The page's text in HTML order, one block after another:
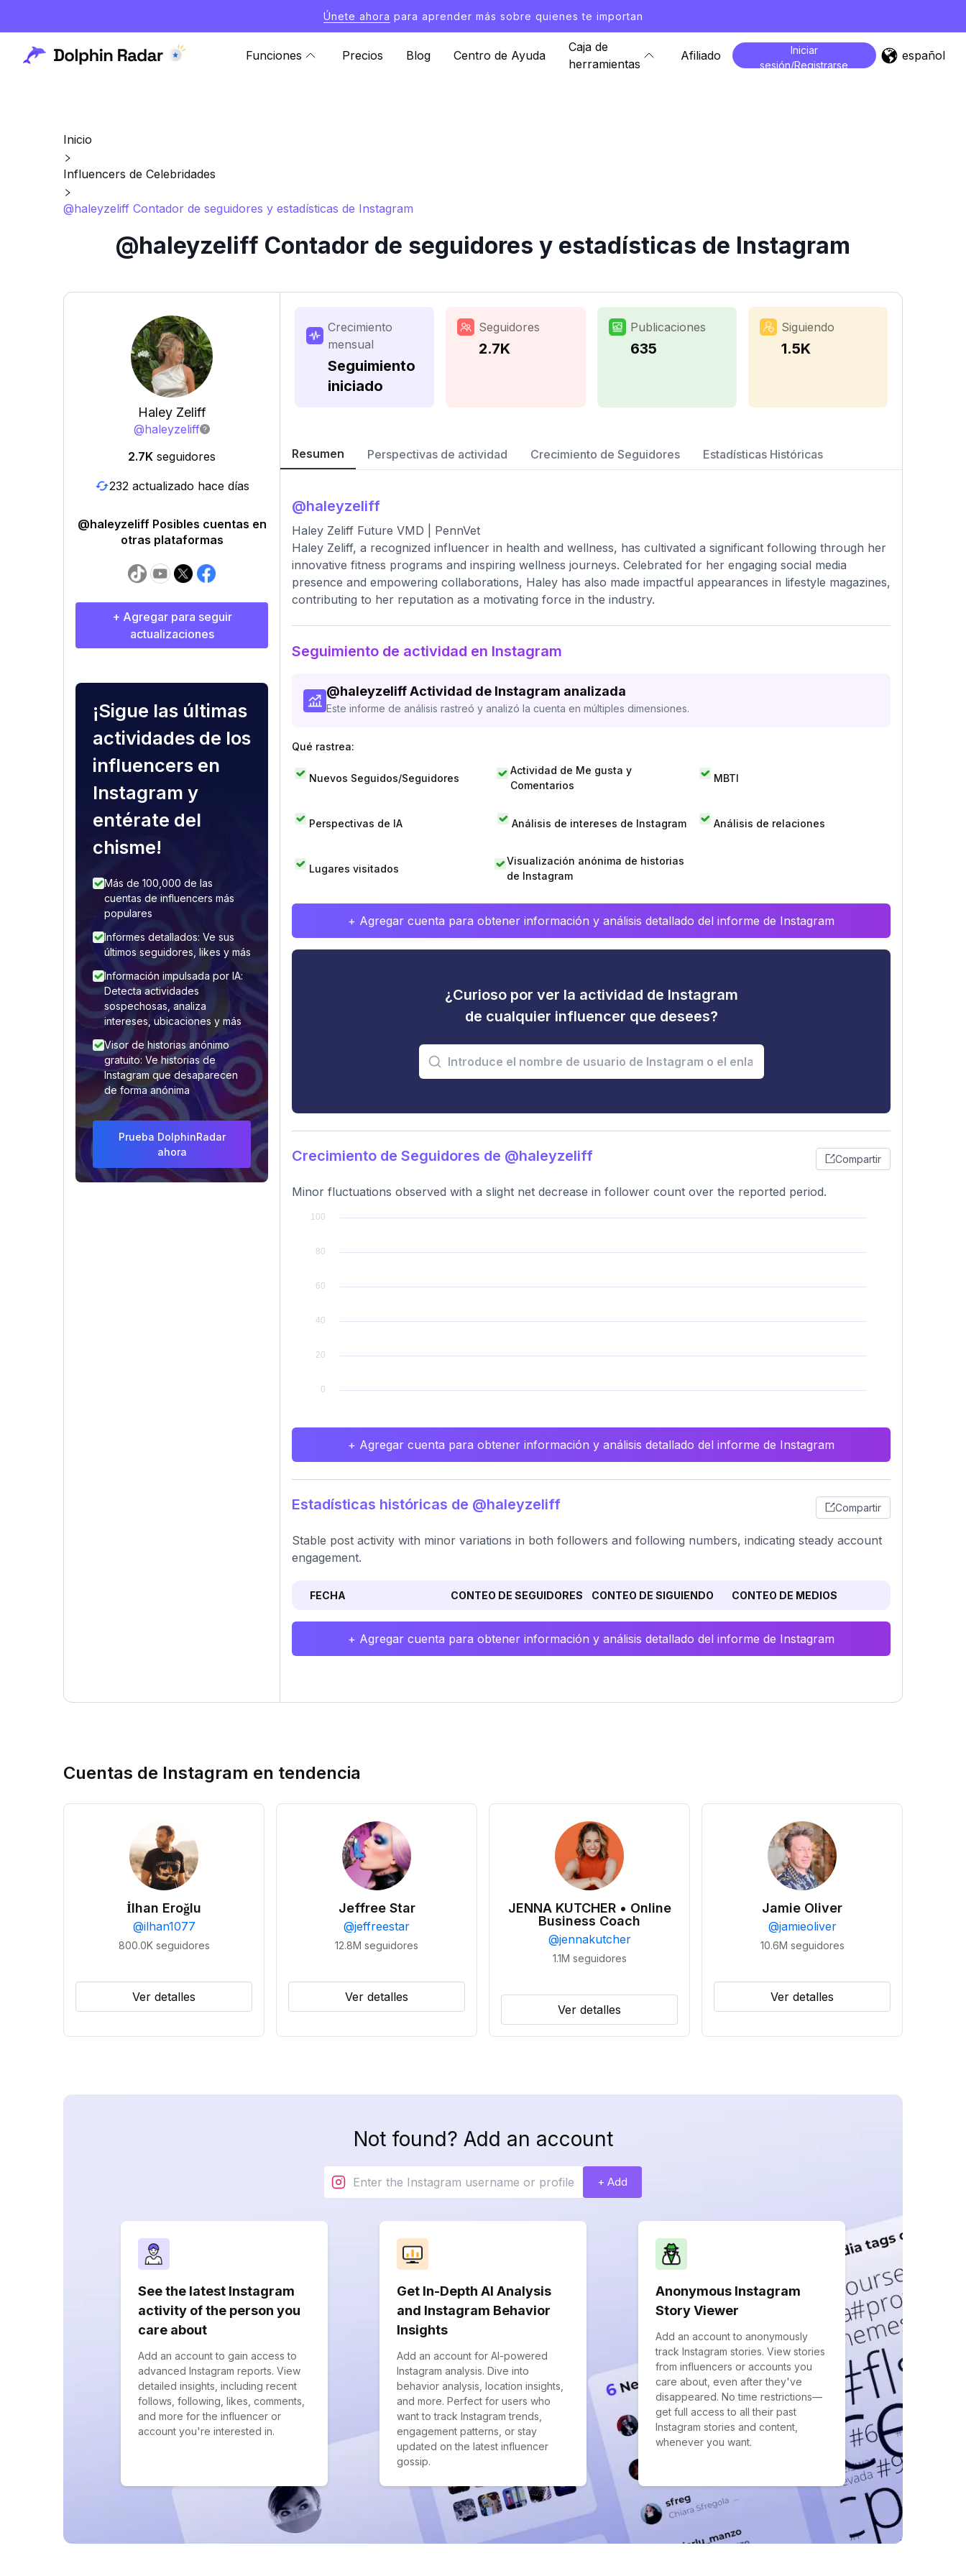
Únete ahora para aprender más sobre quienes te importan
Funciones Precios Blog Centro de Ayuda
Caja de
herramientas
Afiliado
Iniciar
sesión/Registrarse
español
Inicio
Influencers de Celebridades
@haleyzeliff Contador de seguidores y estadísticas de Instagram
@haleyzeliff Contador de seguidores y estadísticas de Instagram
Haley Zeliff
@haleyzeliff
2.7K seguidores
232 actualizado hace días
@haleyzeliff Posibles cuentas en
otras plataformas
+ Agregar para seguir
actualizaciones
¡Sigue las últimas
actividades de los
influencers en
Instagram y
entérate del
chisme!
Más de 100,000 de las
cuentas de influencers más
populares
Informes detallados: Ve sus
últimos seguidores, likes y más
Información impulsada por IA:
Detecta actividades
sospechosas, analiza
intereses, ubicaciones y más
Visor de historias anónimo
gratuito: Ve historias de
Instagram que desaparecen
de forma anónima
Prueba DolphinRadar
ahora
Crecimiento
mensual
Seguimiento
iniciado
Seguidores
2.7K
Publicaciones
635
Siguiendo
1.5K
Resumen Perspectivas de actividad Crecimiento de Seguidores Estadísticas Históricas
@haleyzeliff
Haley Zeliff Future VMD | PennVet
Haley Zeliff, a recognized influencer in health and wellness, has cultivated a significant following through her
innovative fitness programs and inspiring wellness journeys. Celebrated for her engaging social media
presence and empowering collaborations, Haley has also made impactful appearances in lifestyle magazines,
contributing to her reputation as a motivating force in the industry.
Seguimiento de actividad en Instagram
@haleyzeliffActividad de Instagram analizada
Este informe de análisis rastreó y analizó la cuenta en múltiples dimensiones.
Qué rastrea:
Nuevos Seguidos/Seguidores
Actividad de Me gusta y
Comentarios
MBTI
Perspectivas de IA Análisis de intereses de Instagram Análisis de relaciones
Lugares visitados
Visualización anónima de historias
de Instagram
+ Agregar cuenta para obtener información y análisis detallado del informe de Instagram
¿Curioso por ver la actividad de Instagram
de cualquier influencer que desees?
Crecimiento de Seguidores de @haleyzeliff Compartir
Minor fluctuations observed with a slight net decrease in follower count over the reported period.
+ Agregar cuenta para obtener información y análisis detallado del informe de Instagram
Estadísticas históricas de @haleyzeliff Compartir
Stable post activity with minor variations in both followers and following numbers, indicating steady account
engagement.
FECHA CONTEO DE SEGUIDORES CONTEO DE SIGUIENDO CONTEO DE MEDIOS
+ Agregar cuenta para obtener información y análisis detallado del informe de Instagram
Cuentas de Instagram en tendencia
İlhan Eroğlu
@ilhan1077
800.0K seguidores
Ver detalles
Jeffree Star
@jeffreestar
12.8M seguidores
Ver detalles
JENNA KUTCHER • Online
Business Coach
@jennakutcher
1.1M seguidores
Ver detalles
Jamie Oliver
@jamieoliver
10.6M seguidores
Ver detalles
Not found? Add an account
+ Add
See the latest Instagram
activity of the person you
care about
Add an account to gain access to
advanced Instagram reports. View
detailed insights, including recent
follows, following, likes, comments,
and more for the influencer or
account you're interested in.
Get In-Depth AI Analysis
and Instagram Behavior
Insights
Add an account for AI-powered
Instagram analysis. Dive into
behavior analysis, location insights,
and more. Perfect for users who
want to track Instagram trends,
engagement patterns, or stay
updated on the latest influencer
gossip.
Anonymous Instagram
Story Viewer
Add an account to anonymously
track Instagram stories. View stories
from influencers or accounts you
care about, even after they've
disappeared. No time restrictions—
get full access to all their past
Instagram stories and content,
whenever you want.